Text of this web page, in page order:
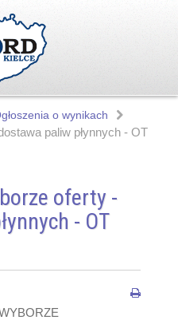
o wynikach
paliw płynnych - OT
oferty -
- OT